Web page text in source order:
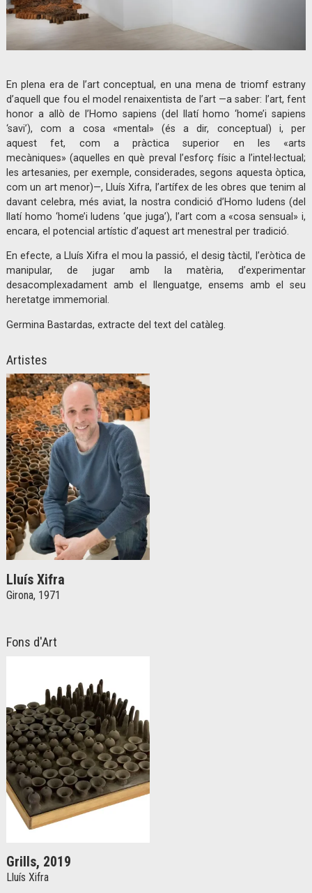
En plena era de l’art conceptual, en una mena de triomf estrany
d’aquell que fou el model renaixentista de l’art —a saber: l’art, fent
honor a allò de l’Homo sapiens (del llatí homo ‘home’i sapiens
‘savi’), com a cosa «mental» (és a dir, conceptual) i, per
aquest fet, com a pràctica superior en les «arts
mecàniques» (aquelles en què preval l’esforç físic a l’intel·lectual;
les artesanies, per exemple, considerades, segons aquesta òptica,
com un art menor)—, Lluís Xifra, l’artífex de les obres que tenim al
davant celebra, més aviat, la nostra condició d’Homo ludens (del
llatí homo ‘home’i ludens ‘que juga’), l’art com a «cosa sensual» i,
encara, el potencial artístic d’aquest art menestral per tradició.
En efecte, a Lluís Xifra el mou la passió, el desig tàctil, l’eròtica de
manipular, de jugar amb la matèria, d’experimentar
desacomplexadament amb el llenguatge, ensems amb el seu
heretatge immemorial.
Germina Bastardas, extracte del text del catàleg.
Artistes
Lluís Xifra
Girona, 1971
Fons d'Art
Grills, 2019
Lluís Xifra